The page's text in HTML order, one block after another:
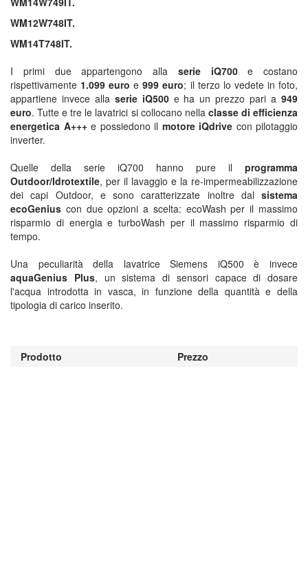
WM12W748IT.
WM14T748IT.
I primi due appartengono alla serie iQ700e costano
rispettivamente 1.099 euro e999 euro; il terzo lo vedete in foto,
appartiene invece alla serie iQ500e ha un prezzo pari a949
euro. Tutte e tre le lavatrici si collocano nella classe di efficienza
energetica A+++e possiedono il motore iQdrive con pilotaggio
inverter.
Quelle della serie iQ700 hanno pure il programma
Outdoor/Idrotextile, per il lavaggio e la re-impermeabilizzazione
dei capi Outdoor, e sono caratterizzate inoltre dal sistema
ecoGenius con due opzioni a scelta: ecoWash per il massimo
risparmio di energia e turboWash per il massimo risparmio di
tempo.
Una peculiarità della lavatrice Siemens iQ500 è invece
aquaGenius Plus, un sistema di sensori capace di dosare
l'acqua introdotta in vasca, in funzione della quantità e della
tipologia di carico inserito.
Prodotto Prezzo